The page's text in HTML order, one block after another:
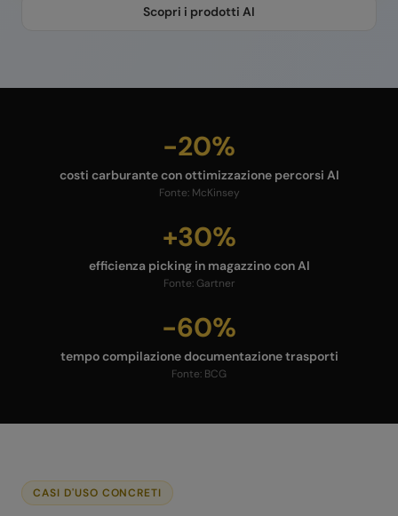
Scopri i prodotti AI
-20%
costi carburante con ottimizzazione percorsi AI
Fonte: McKinsey
+30%
efficienza picking in magazzino con AI
Fonte: Gartner
-60%
tempo compilazione documentazione trasporti
Fonte: BCG
CASI D'USO CONCRETI